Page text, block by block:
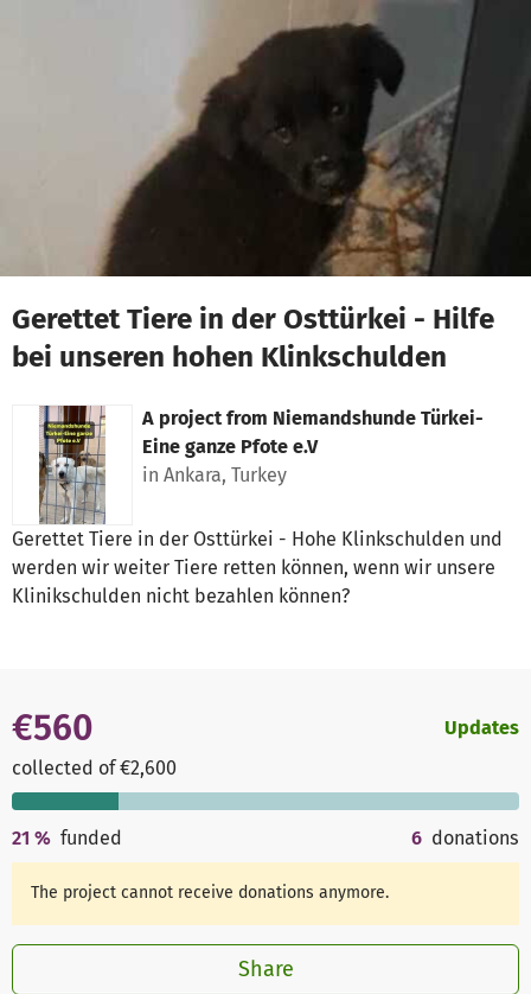
Gerettet Tiere in der Osttürkei - Hilfe
bei unseren hohen Klinkschulden
A project from Niemandshunde Türkei-
Eine ganze Pfote e.V
in Ankara, Turkey
Gerettet Tiere in der Osttürkei - Hohe Klinkschulden und
werden wir weiter Tiere retten können, wenn wir unsere
Klinikschulden nicht bezahlen können?
€560
collected of €2,600
Updates
21 % funded 6 donations
The project cannot receive donations anymore.
Share